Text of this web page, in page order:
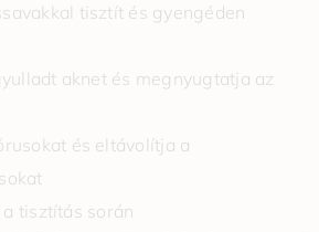
tisztít és gyengéden
aknet és megnyugtatja az
és eltávolítja a
tisztítás során